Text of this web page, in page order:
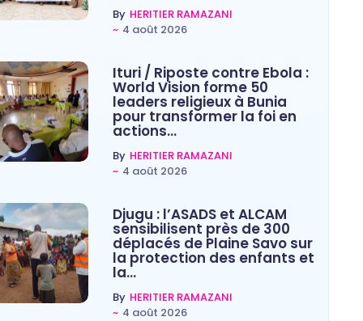
By HERITIER RAMAZANI
~ 4 août 2026
Ituri / Riposte contre Ebola :
World Vision forme 50
leaders religieux à Bunia
pour transformer la foi en
actions…
By HERITIER RAMAZANI
~ 4 août 2026
Djugu : l’ASADS et ALCAM
sensibilisent près de 300
déplacés de Plaine Savo sur
la protection des enfants et
la…
By HERITIER RAMAZANI
~ 4 août 2026